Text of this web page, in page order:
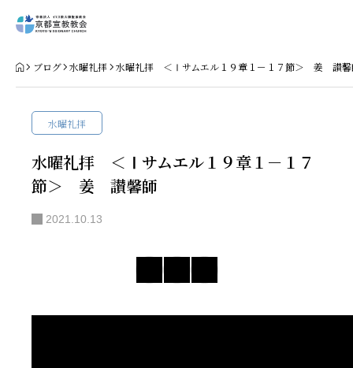
Home
牧師コラム
聖殿建築
ブログ 水曜礼拝 水曜礼拝 ＜Ⅰサムエル１９章１－１７節＞ 姜 讃馨
水曜礼拝
水曜礼拝 ＜Ⅰサムエル１９章１－１７
節＞ 姜 讃馨師
2021.10.13